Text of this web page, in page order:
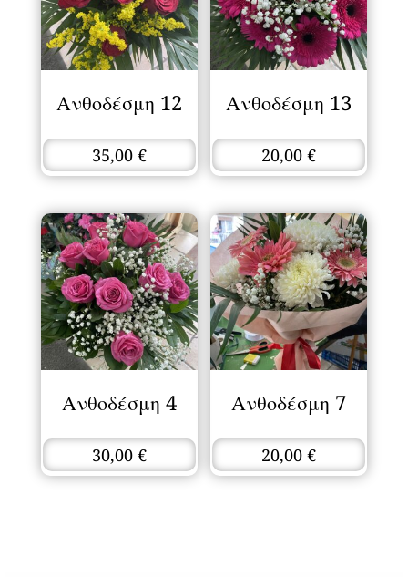
Ανθοδέσμη 12
35,00 €
Ανθοδέσμη 13
20,00€
Ανθοδέσμη 4
30,00 €
Ανθοδέσμη 7
20,00€